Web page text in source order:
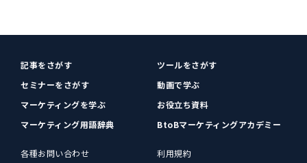
記事をさがす
ツールをさがす
セミナーをさがす
動画で学ぶ
マーケティングを学ぶ
お役立ち資料
マーケティング用語辞典
BtoBマーケティングアカデミー
各種お問い合わせ
利用規約